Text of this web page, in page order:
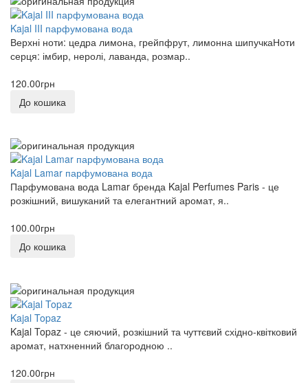
0
MANCERA
0
Marc-Antoine Barrois
0
0
MEMO
0
0
Montblanc
0
Moschino
0
Kajal III парфумована вода
Верхні ноти: цедра лимона, грейпфрут, лимонна шипучкаНоти
серця: імбир, неролі, лаванда, розмар..
120.00грн
До кошика
Kajal Lamar парфумована вода
Парфумована вода Lamar бренда Kajal Perfumes Paris - це
розкішний, вишуканий та елегантний аромат, я..
100.00грн
До кошика
Kajal Topaz
Kajal Topaz - це сяючий, розкішний та чуттєвий східно-квітковий
аромат, натхненний благородною ..
120.00грн